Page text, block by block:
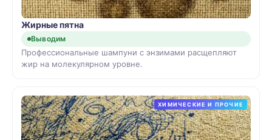
Жирные пятна
Выводим
Профессиональные шампуни с энзимами расщепляют
жир на молекулярном уровне.
ХИМИЧЕСКИЕ И ПРОЧИЕ